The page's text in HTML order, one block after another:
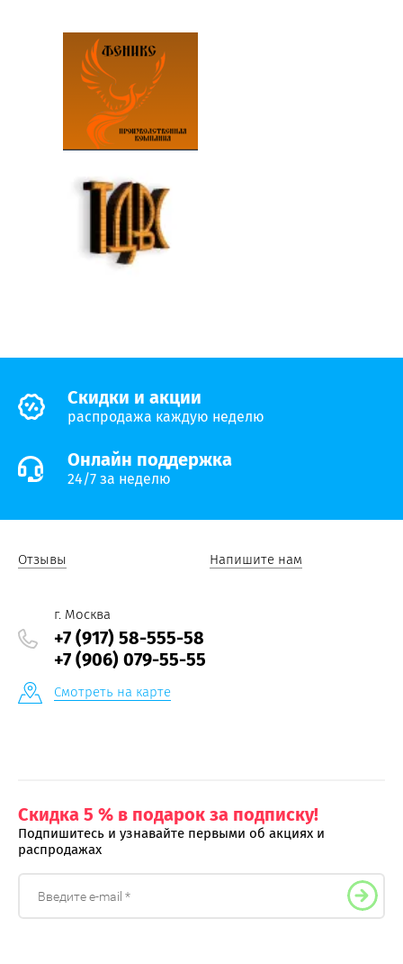
Cкидки и акции
распродажа каждую неделю
Онлайн поддержка
24/7 за неделю
Отзывы Напишите нам
г. Москва
+7 (917) 58-555-58
+7 (906) 079-55-55
Смотреть на карте
Скидка 5 % в подарок за подписку!
Подпишитесь и узнавайте первыми об акциях и
распродажах